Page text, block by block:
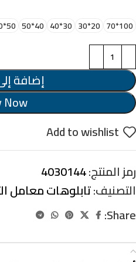
100*70
20*30
30*40
40*50
50*70
إضافة
Now
Add to wishlist
رمز المنتج:4030144
التصنيف:تابلوهات معامل
Share: